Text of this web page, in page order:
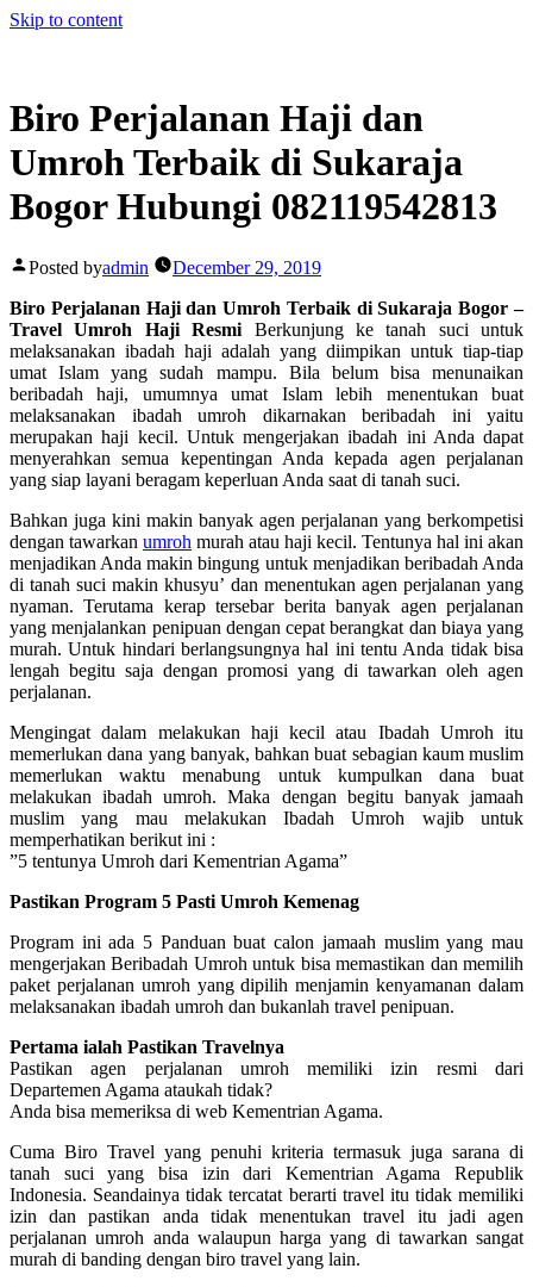
Skip to content
Biro Perjalanan Haji dan
Umroh Terbaik di Sukaraja
Bogor Hubungi 082119542813
Posted byadmin
December 29, 2019
Biro Perjalanan Haji dan Umroh Terbaik di Sukaraja Bogor –
Travel Umroh Haji Resmi Berkunjung ke tanah suci untuk
melaksanakan ibadah haji adalah yang diimpikan untuk tiap-tiap
umat Islam yang sudah mampu. Bila belum bisa menunaikan
beribadah haji, umumnya umat Islam lebih menentukan buat
melaksanakan ibadah umroh dikarnakan beribadah ini yaitu
merupakan haji kecil. Untuk mengerjakan ibadah ini Anda dapat
menyerahkan semua kepentingan Anda kepada agen perjalanan
yang siap layani beragam keperluan Anda saat di tanah suci.
Bahkan juga kini makin banyak agen perjalanan yang berkompetisi
dengan tawarkan umroh murah atau haji kecil. Tentunya hal ini akan
menjadikan Anda makin bingung untuk menjadikan beribadah Anda
di tanah suci makin khusyu’ dan menentukan agen perjalanan yang
nyaman. Terutama kerap tersebar berita banyak agen perjalanan
yang menjalankan penipuan dengan cepat berangkat dan biaya yang
murah. Untuk hindari berlangsungnya hal ini tentu Anda tidak bisa
lengah begitu saja dengan promosi yang di tawarkan oleh agen
perjalanan.
Mengingat dalam melakukan haji kecil atau Ibadah Umroh itu
memerlukan dana yang banyak, bahkan buat sebagian kaum muslim
memerlukan waktu menabung untuk kumpulkan dana buat
melakukan ibadah umroh. Maka dengan begitu banyak jamaah
muslim yang mau melakukan Ibadah Umroh wajib untuk
memperhatikan berikut ini :
”5 tentunya Umroh dari Kementrian Agama”
Pastikan Program 5 Pasti Umroh Kemenag
Program ini ada 5 Panduan buat calon jamaah muslim yang mau
mengerjakan Beribadah Umroh untuk bisa memastikan dan memilih
paket perjalanan umroh yang dipilih menjamin kenyamanan dalam
melaksanakan ibadah umroh dan bukanlah travel penipuan.
Pertama ialah Pastikan Travelnya
Pastikan agen perjalanan umroh memiliki izin resmi dari
Departemen Agama ataukah tidak?
Anda bisa memeriksa di web Kementrian Agama.
Cuma Biro Travel yang penuhi kriteria termasuk juga sarana di
tanah suci yang bisa izin dari Kementrian Agama Republik
Indonesia. Seandainya tidak tercatat berarti travel itu tidak memiliki
izin dan pastikan anda tidak menentukan travel itu jadi agen
perjalanan umroh anda walaupun harga yang di tawarkan sangat
murah di banding dengan biro travel yang lain.